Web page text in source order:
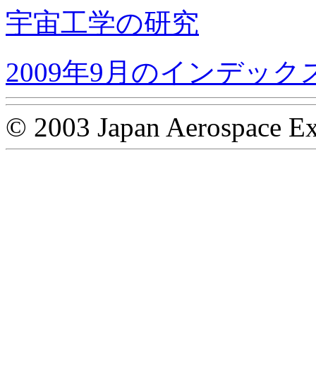
宇宙工学の研究
2009年9月のインデック
© 2003 Japan Aerospace